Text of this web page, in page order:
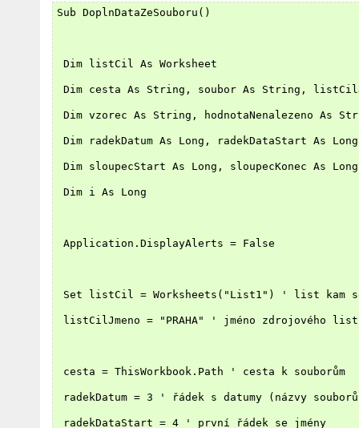
Sub DoplnDataZeSouboru()
Dim listCil As Worksheet
Dim cesta As String, soubor As String,
Dim vzorec As String, hodnotaNenalezeno As
Dim radekDatum As Long, radekDataStart As
Dim sloupecStart As Long, sloupecKonec As Long
Dim i As Long
Application.DisplayAlerts = False
Set listCil = Worksheets("List1") ' list kam
listCilJmeno = "PRAHA" ' jméno zdrojového
cesta = ThisWorkbook.Path ' cesta k souborům
radekDatum = 3 ' řádek s datumy (názvy
radekDataStart = 4 ' první řádek se jmény